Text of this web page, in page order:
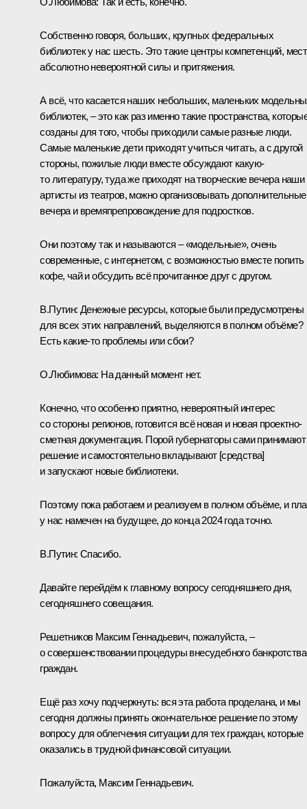
Собственно говоря, больших, крупных федеральных
библиотек у нас шесть. Это такие центры компетенций,
абсолютно невероятной силы и притяжения.
А всё, что касается наших небольших, маленьких
библиотек, – это как раз именно такие пространства,
созданы для того, чтобы приходили самые разные люди.
Самые маленькие дети приходят учиться читать, а с другой
стороны, пожилые люди вместе обсуждают какую-
то литературу, туда же приходят на творческие вечера наши
артисты из театров, можно организовывать дополнительные
вечера и времяпрепровождение для подростков.
Они поэтому так и называются – «модельные», очень
современные, с интернетом, с возможностью вместе попить
кофе, чай и обсудить всё прочитанное друг с другом.
В.Путин: Денежные ресурсы, которые были предусмотрены
для всех этих направлений, выделяются в полном объёме?
Есть какие-то проблемы или сбои?
О.Любимова: На данный момент нет.
Конечно, что особенно приятно, невероятный интерес
со стороны регионов, готовится всё новая и новая проектно-
сметная документация. Порой губернаторы сами принимают
решение и самостоятельно вкладывают [средства]
и запускают новые библиотеки.
Поэтому пока работаем и реализуем в полном объёме, и
у нас намечен на будущее, до конца 2024 года точно.
В.Путин: Спасибо.
Давайте перейдём к главному вопросу сегодняшнего дня,
сегодняшнего совещания.
Решетников Максим Геннадьевич, пожалуйста, –
о совершенствовании процедуры внесудебного банкротства
граждан.
Ещё раз хочу подчеркнуть: вся эта работа проделана, и мы
сегодня должны принять окончательное решение по этому
вопросу для облегчения ситуации для тех граждан, которые
оказались в трудной финансовой ситуации.
Пожалуйста, Максим Геннадьевич.